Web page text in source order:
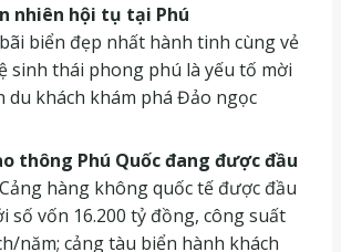
nhiên hội tụ tại Phú
biển đẹp nhất hành tinh cùng vẻ
sinh thái phong phú là yếu tố mời
du khách khám phá Đảo ngọc
thông Phú Quốc đang được đầu
Cảng hàng không quốc tế được đầu
số vốn 16.200 tỷ đồng, công suất
năm; cảng tàu biển hành khách